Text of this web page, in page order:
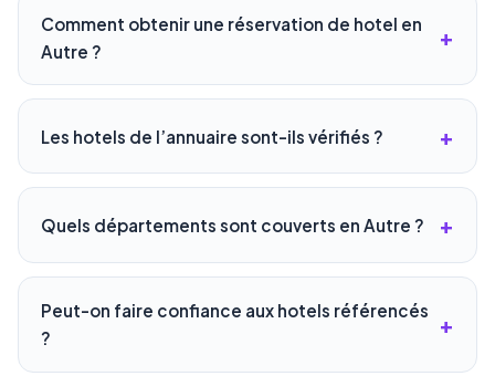
Comment obtenir une réservation de hotel en
Autre ?
Les hotels de l’annuaire sont-ils vérifiés ?
Quels départements sont couverts en Autre ?
Peut-on faire confiance aux hotels référencés
?